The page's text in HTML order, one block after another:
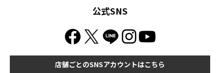
公式SNS
店舗ごとのSNSアカウントはこちら